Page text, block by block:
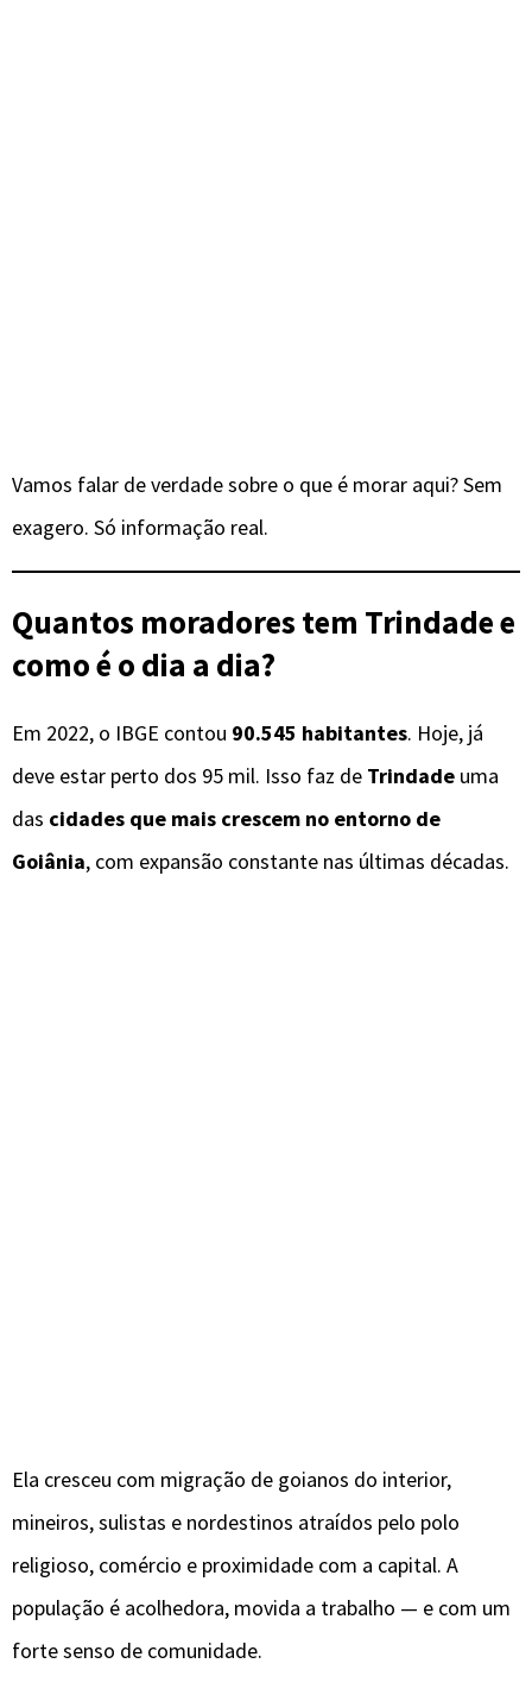
Vamos falar de verdade sobre o que é morar aqui? Sem
exagero. Só informação real.
Quantos moradores tem Trindade e
como é o dia a dia?
Em 2022, o IBGE contou 90.545 habitantes. Hoje, já
deve estar perto dos 95 mil. Isso faz de Trindade uma
das cidades que mais crescem no entorno de
Goiânia, com expansão constante nas últimas décadas.
Ela cresceu com migração de goianos do interior,
mineiros, sulistas e nordestinos atraídos pelo polo
religioso, comércio e proximidade com a capital. A
população é acolhedora, movida a trabalho — e com um
forte senso de comunidade.